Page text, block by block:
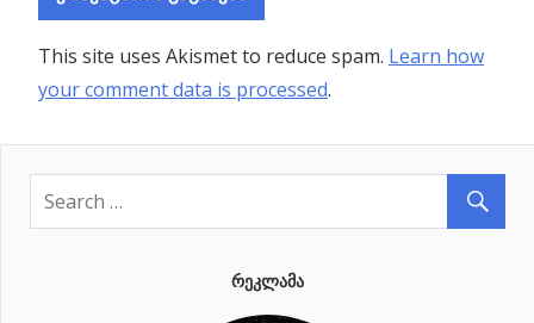
This site uses Akismet to reduce spam. Learn how
your comment data is processed.
ᲠᲔᲙᲚᲐᲛᲐ